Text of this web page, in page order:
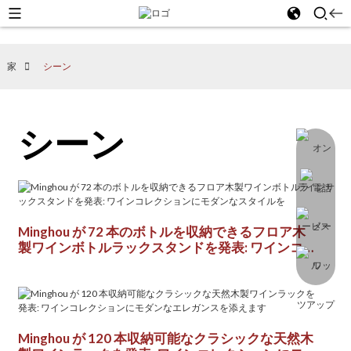
家 シーン
シーン
Minghou が 72 本のボトルを収納できるフロア木
製ワインボトルラックスタンドを発表: ワインコレ
Minghou が 120 本収納可能なクラシックな天然木